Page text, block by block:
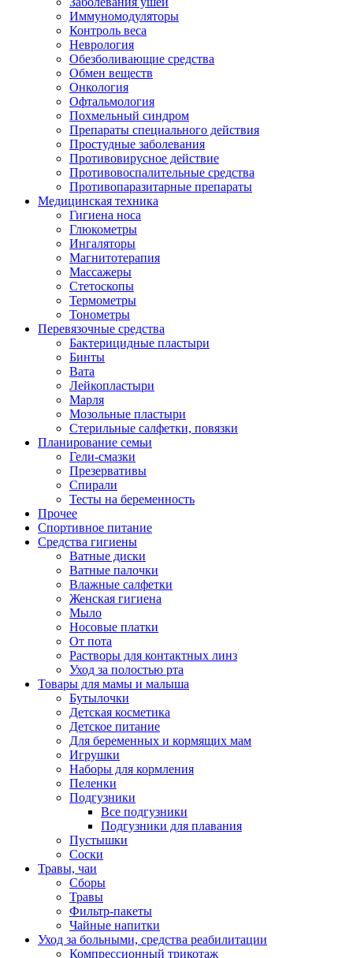
Иммуномодуляторы
Контроль веса
Неврология
Обезболивающие средства
Обмен веществ
Онкология
Офтальмология
Похмельный синдром
Препараты специального действия
Простудные заболевания
Противовирусное действие
Противовоспалительные средства
Противопаразитарные препараты
Медицинская техника
Гигиена носа
Глюкометры
Ингаляторы
Магнитотерапия
Массажеры
Стетоскопы
Термометры
Тонометры
Перевязочные средства
Бактерицидные пластыри
Бинты
Вата
Лейкопластыри
Марля
Мозольные пластыри
Стерильные салфетки, повязки
Планирование семьи
Гели-смазки
Презервативы
Спирали
Тесты на беременность
Прочее
Спортивное питание
Средства гигиены
Ватные диски
Ватные палочки
Влажные салфетки
Женская гигиена
Мыло
Носовые платки
От пота
Растворы для контактных линз
Уход за полостью рта
Товары для мамы и малыша
Бутылочки
Детская косметика
Детское питание
Для беременных и кормящих мам
Игрушки
Наборы для кормления
Пеленки
Подгузники
Все подгузники
Подгузники для плавания
Пустышки
Соски
Травы, чаи
Сборы
Травы
Фильтр-пакеты
Чайные напитки
Уход за больными, средства реабилитации
Компрессионный трикотаж